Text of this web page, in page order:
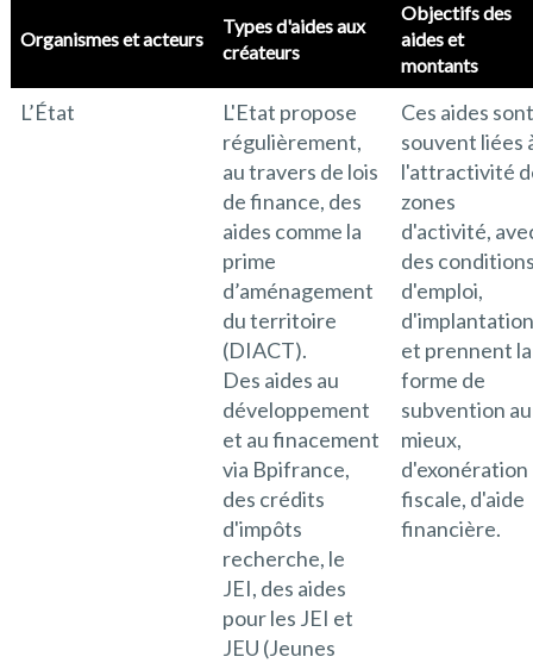
Organismes et acteurs
Types d'aides aux
créateurs
Objectifs des
aides et
montants
L’État
L'Etat propose
régulièrement,
au travers de lois
de finance, des
aides comme la
prime
d’aménagement
du territoire
(DIACT).
Des aides au
développement
et au finacement
via Bpifrance,
des crédits
d'impôts
recherche, le
JEI, des aides
pour les JEI et
JEU (Jeunes
Ces aides sont
souvent liées
l'attractivité
zones
d'activité,
des
d'emploi,
et prennent la
forme de
subvention au
mieux,
d'exonération
fiscale, d'aide
financière.